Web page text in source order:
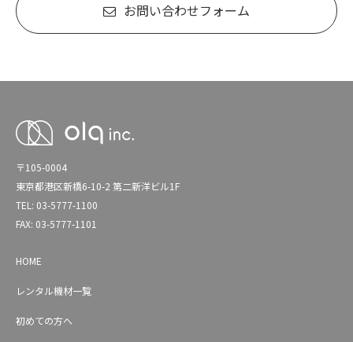
お問い合わせフォーム
〒105-0004
東京都港区新橋6-10-2 第二新洋ビル1F
TEL: 03-5777-1100
FAX: 03-5777-1101
HOME
レンタル機材一覧
初めての方へ